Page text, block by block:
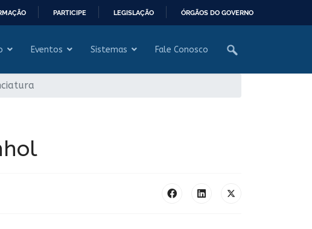
PARTICIPE LEGISLAÇÃO ÓRGÃOS DO GOVERNO
Eventos Sistemas Fale Conosco